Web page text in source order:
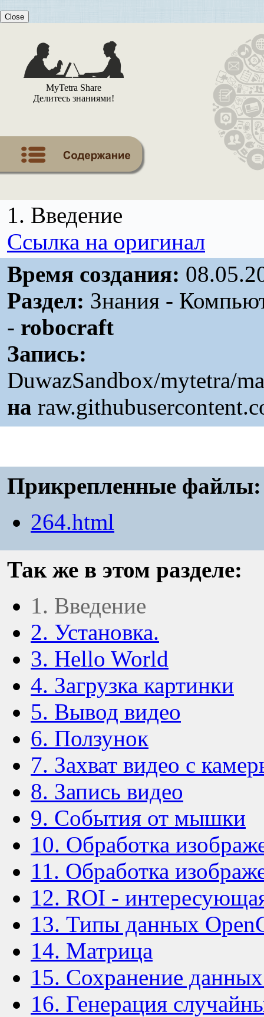
Close
MyTetra Share
Делитесь знаниями!
1. Введение
Ссылка на оригинал
Время создания:
Раздел: Знания -
- robocraft
Запись:
DuwazSandbox/mytetra/
на
Прикрепленные файлы:
264.html
Так же в этом разделе:
1. Введение
2. Установка.
3. Hello World
4. Загрузка картинки
5. Вывод видео
6. Ползунок
7. Захват видео с
8. Запись видео
9. События от мышки
10. Обработка
11. Обработка
12. ROI -
13. Типы данных
14. Матрица
15. Сохранение
16. Генерация